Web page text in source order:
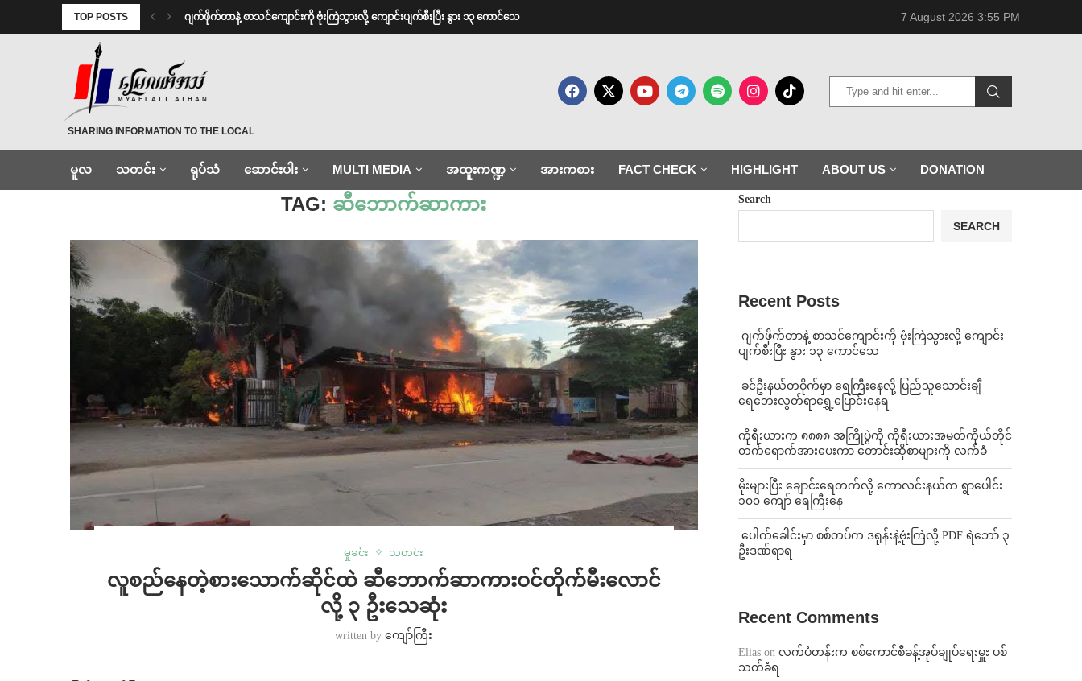
TOP POSTS ⁨⁩ ⁨ဂျက်ဖိုက်တာနဲ့ စာသင်ကျောင်းကို ဗုံးကြဲသွားလို့ ကျောင်းပျက်စီးပြီး နွား ၁၃ ကောင်သေ 7 August 2026 3:55 PM
MYAELATT ATHAN
SHARING INFORMATION TO THE LOCAL
မူလ သတင်း ရုပ်သံ ဆောင်းပါး MULTI MEDIA အထူးကဏ္ဍ အားကစား FACT CHECK HIGHLIGHT ABOUT US DONATION
Home ဆီဘောက်ဆာကား
TAG: ဆီဘောက်ဆာကား
မှုခင်း သတင်း
လူစည်နေတဲ့စားသောက်ဆိုင်ထဲ ဆီဘောက်ဆာကားဝင်တိုက်မီးလောင်
လို့ ၃ ဦးသေဆုံး
written byကျော်ကြီး
Search
SEARCH
Recent Posts
⁨⁩ ⁨ဂျက်ဖိုက်တာနဲ့ စာသင်ကျောင်းကို ဗုံးကြဲသွားလို့ ကျောင်း
ပျက်စီးပြီး နွား ၁၃ ကောင်သေ
⁩ ⁨ခင်ဦးနယ်တဝိုက်မှာ ရေကြီးနေလို့ ပြည်သူသောင်းချီ
ရေဘေးလွတ်ရာရွှေ့ပြောင်းနေရ
ကိုရီးယားက ၈၈၈၈ အကြိုပွဲကို ကိုရီးယားအမတ်ကိုယ်တိုင်
တက်ရောက်အားပေးကာ တောင်းဆိုစာများကို လက်ခံ
⁨မိုးများပြီး ချောင်းရေတက်လို့ ကောလင်းနယ်က ရွာပေါင်း
၁၀၀ ကျော် ရေကြီးနေ
⁩ ⁨ပေါက်ခေါင်းမှာ စစ်တပ်က ဒရုန်းနဲ့ဗုံးကြဲလို့ PDF ရဲဘော် ၃
ဦးဒဏ်ရာရ
Recent Comments
Elias on လက်ပံတန်းက စစ်ကောင်စီခန့်အုပ်ချုပ်ရေးမှူး ပစ်
သတ်ခံရ